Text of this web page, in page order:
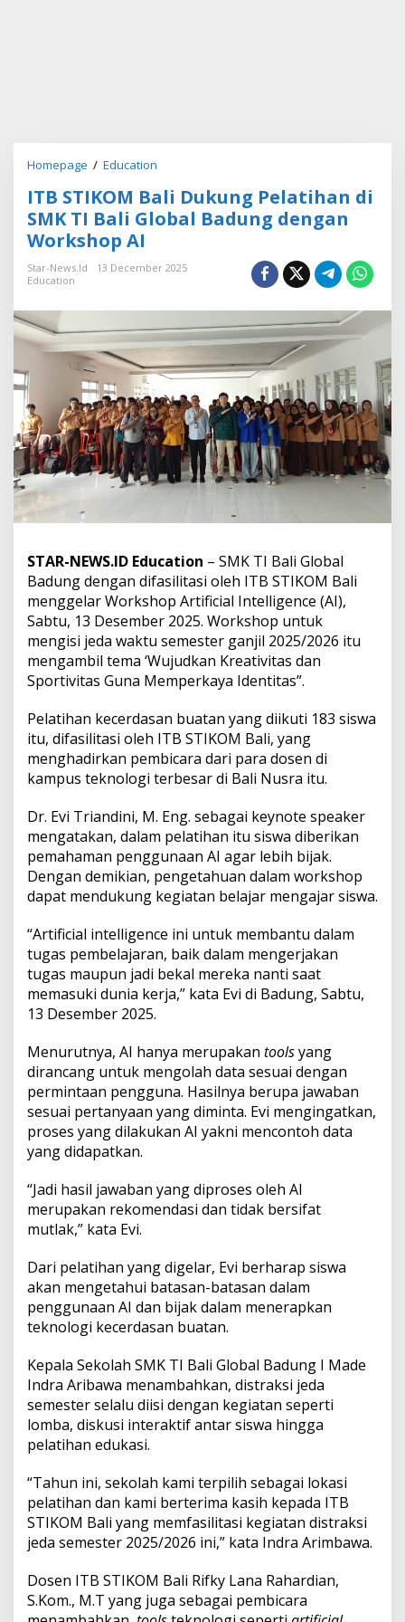
Homepage / Education
B
S
T
K
B
a
l
D
u
k
u
n
g
P
e
a
i
h
a
n
d
S
M
K
I
B
a
l
i
o
a
l
B
d
n
g
d
a
n
W
o
r
k
o
p
ITB STIKOM Bali Dukung Pelatihan di
SMK TI Bali Global Badung dengan
Workshop AI
Star-News.id
13 December 2025
Education
STAR-NEWS.ID Education – SMK TI Bali Global
Badung dengan difasilitasi oleh ITB STIKOM Bali
menggelar Workshop Artificial Intelligence (AI),
Sabtu, 13 Desember 2025. Workshop untuk
mengisi jeda waktu semester ganjil 2025/2026 itu
mengambil tema ‘Wujudkan Kreativitas dan
Sportivitas Guna Memperkaya Identitas”.
Pelatihan kecerdasan buatan yang diikuti 183 siswa
itu, difasilitasi oleh ITB STIKOM Bali, yang
menghadirkan pembicara dari para dosen di
kampus teknologi terbesar di Bali Nusra itu.
Dr. Evi Triandini, M. Eng. sebagai keynote speaker
mengatakan, dalam pelatihan itu siswa diberikan
pemahaman penggunaan AI agar lebih bijak.
Dengan demikian, pengetahuan dalam workshop
dapat mendukung kegiatan belajar mengajar siswa.
“Artificial intelligence ini untuk membantu dalam
tugas pembelajaran, baik dalam mengerjakan
tugas maupun jadi bekal mereka nanti saat
memasuki dunia kerja,” kata Evi di Badung, Sabtu,
13 Desember 2025.
Menurutnya, AI hanya merupakan toolsyang
dirancang untuk mengolah data sesuai dengan
permintaan pengguna. Hasilnya berupa jawaban
sesuai pertanyaan yang diminta. Evi mengingatkan,
proses yang dilakukan AI yakni mencontoh data
yang didapatkan.
“Jadi hasil jawaban yang diproses oleh AI
merupakan rekomendasi dan tidak bersifat
mutlak,” kata Evi.
Dari pelatihan yang digelar, Evi berharap siswa
akan mengetahui batasan-batasan dalam
penggunaan AI dan bijak dalam menerapkan
teknologi kecerdasan buatan.
Kepala Sekolah SMK TI Bali Global Badung I Made
Indra Aribawa menambahkan, distraksi jeda
semester selalu diisi dengan kegiatan seperti
lomba, diskusi interaktif antar siswa hingga
pelatihan edukasi.
“Tahun ini, sekolah kami terpilih sebagai lokasi
pelatihan dan kami berterima kasih kepada ITB
STIKOM Bali yang memfasilitasi kegiatan distraksi
jeda semester 2025/2026 ini,” kata Indra Arimbawa.
Dosen ITB STIKOM Bali Rifky Lana Rahardian,
S.Kom., M.T yang juga sebagai pembicara